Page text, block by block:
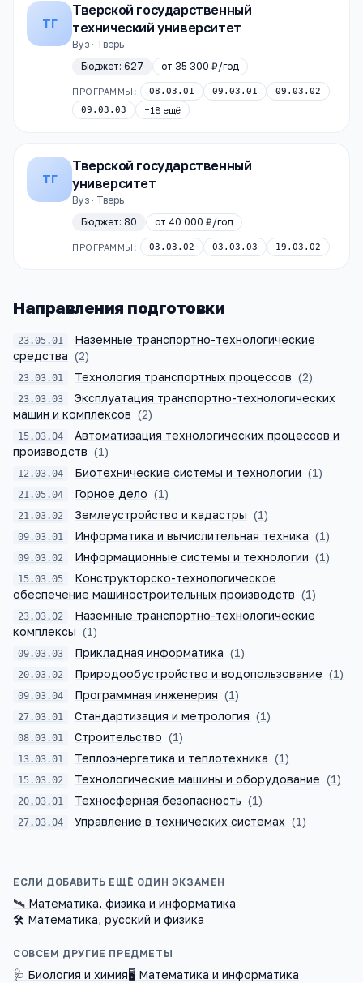
ТГ
Тверской государственный
технический университет
Вуз · Тверь
Бюджет: 627 от 35 300 ₽/год
ПРОГРАММЫ: 08.03.01 09.03.01
09.03.02
09.03.03
+18 ещё
ТГ
Тверской государственный
университет
Вуз · Тверь
Бюджет: 80 от 40 000 ₽/год
ПРОГРАММЫ: 03.03.02 03.03.03 19.03.02
Направления подготовки
23.05.01
Наземные транспортно-технологические
средства (2)
23.03.01 Технология транспортных процессов (2)
23.03.03
Эксплуатация транспортно-технологических
машин и комплексов (2)
15.03.04
Автоматизация технологических процессов и
производств (1)
12.03.04 Биотехнические системы и технологии (1)
21.05.04 Горное дело (1)
21.03.02 Землеустройство и кадастры (1)
09.03.01 Информатика и вычислительная техника (1)
09.03.02 Информационные системы и технологии (1)
15.03.05
Конструкторско-технологическое
обеспечение машиностроительных производств (1)
23.03.02
Наземные транспортно-технологические
комплексы (1)
09.03.03 Прикладная информатика (1)
20.03.02 Природообустройство и водопользование (1)
09.03.04 Программная инженерия (1)
27.03.01 Стандартизация и метрология (1)
08.03.01 Строительство (1)
13.03.01 Теплоэнергетика и теплотехника (1)
15.03.02 Технологические машины и оборудование (1)
20.03.01 Техносферная безопасность (1)
27.03.04 Управление в технических системах (1)
ЕСЛИ ДОБАВИТЬ ЕЩЁ ОДИН ЭКЗАМЕН
🛰️ Математика, физика и информатика
🛠️ Математика, русский и физика
СОВСЕМ ДРУГИЕ ПРЕДМЕТЫ
🩺 Биология и химия🖥️ Математика и информатика